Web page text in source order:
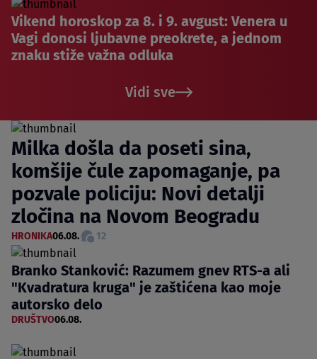
Vikend horoskop za 8. i 9. avgust: Venera u
Vagi donosi ljubavne preokrete, a jednom
znaku stiže važna odluka
Vidi sve
Milka došla da poseti sina,
komšije čule zapomaganje, pa
pozvale policiju: Novi detalji
zločina na Novom Beogradu
HRONIKA06.08. 12
Branko Stanković: Razumem gnev RTS-a ali
"Kvadratura kruga" je zaštićena kao moje
autorsko delo
DRUŠTVO06.08.